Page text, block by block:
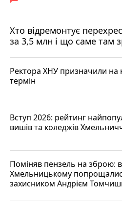
Хто відремонтує
за 3,5 млн і що саме там
Ректора ХНУ призначили на
термін
Вступ 2026: рейтинг
вишів та коледжів
Поміняв пензель на зброю: в
Хмельницькому
захисником Андрієм